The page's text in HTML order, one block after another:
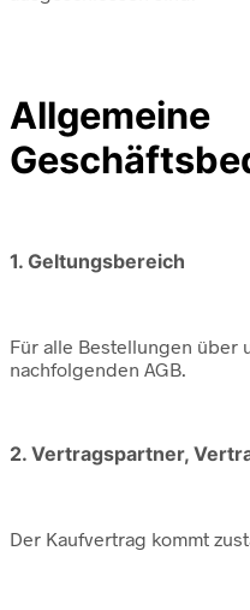
Allgemeine
1. Geltungsbereich
Für alle Bestellungen über
nachfolgenden AGB.
2. Vertragspartner,
Der Kaufvertrag kommt